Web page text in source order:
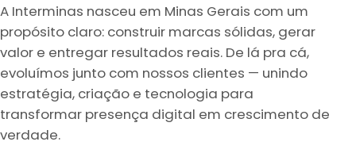
A Interminas nasceu em Minas Gerais com um
propósito claro: construir marcas sólidas, gerar
valor e entregar resultados reais. De lá pra cá,
evoluímos junto com nossos clientes — unindo
estratégia, criação e tecnologia para
transformar presença digital em crescimento de
verdade.